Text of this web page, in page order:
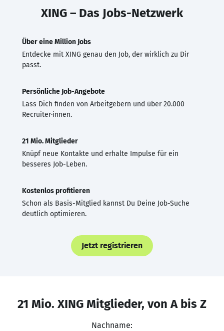
XING – Das Jobs-Netzwerk
Über eine Million Jobs
Entdecke mit XING genau den Job, der wirklich zu Dir
passt.
Persönliche Job-Angebote
Lass Dich finden von Arbeitgebern und über 20.000
Recruiter·innen.
21 Mio. Mitglieder
Knüpf neue Kontakte und erhalte Impulse für ein
besseres Job-Leben.
Kostenlos profitieren
Schon als Basis-Mitglied kannst Du Deine Job-Suche
deutlich optimieren.
Jetzt registrieren
21 Mio. XING Mitglieder, von A bis Z
Nachname: